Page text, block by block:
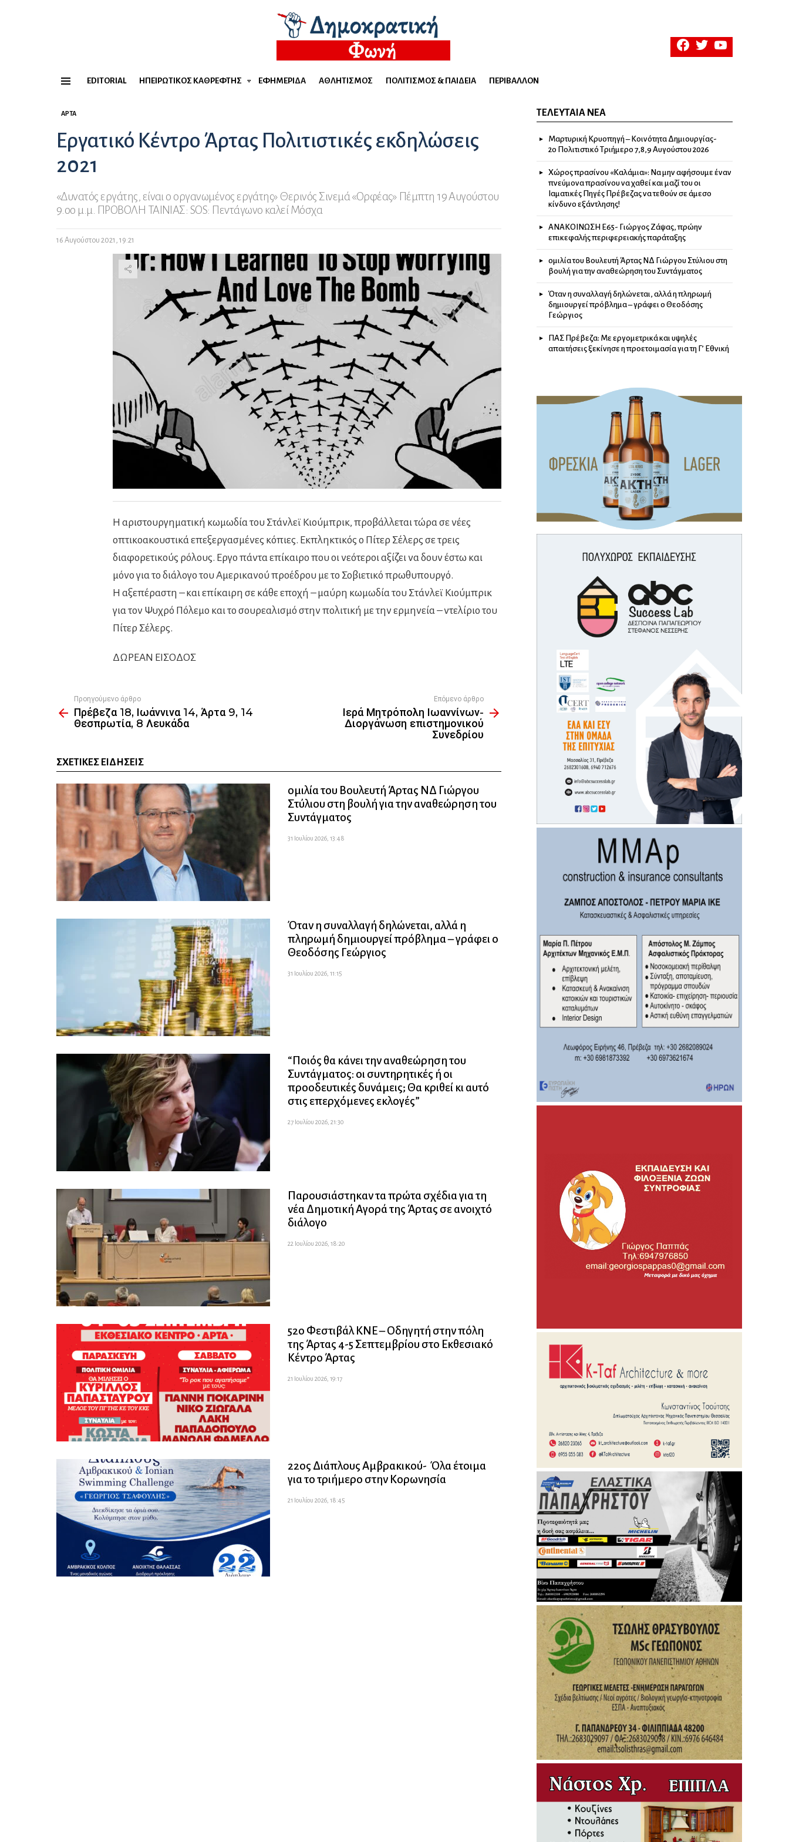
facebooktwitteryoutube
EDITORIAL ΗΠΕΙΡΏΤΙΚΟΣ ΚΑΘΡΈΦΤΗΣ ΕΦΗΜΕΡΊΔΑ ΑΘΛΗΤΙΣΜΌΣ ΠΟΛΙΤΙΣΜΌΣ & ΠΑΙΔΕΊΑ ΠΕΡΙΒΆΛΛΟΝ
ΆΡΤΑ
Εργατικό Κέντρο Άρτας Πολιτιστικές εκδηλώσεις
2021
«Δυνατός εργάτης, είναι ο οργανωμένος εργάτης» Θερινός Σινεμά «Ορφέας» Πέμπτη 19 Αυγούστου
9.οο μ.μ. ΠΡΟΒΟΛΗ ΤΑΙΝΙΑΣ: SOS: Πεντάγωνο καλεί Μόσχα
16 Αυγούστου 2021, 19:21
Η αριστουργηματική κωμωδία του Στάνλεϊ Κιούμπρικ, προβάλλεται τώρα σε νέες
οπτικοακουστικά επεξεργασμένες κόπιες. Εκπληκτικός ο Πίτερ Σέλερς σε τρεις
διαφορετικούς ρόλους. Εργο πάντα επίκαιρο που οι νεότεροι αξίζει να δουν έστω και
μόνο για το διάλογο του Αμερικανού προέδρου με το Σοβιετικό πρωθυπουργό.
Η αξεπέραστη – και επίκαιρη σε κάθε εποχή – μαύρη κωμωδία του Στάνλεϊ Κιούμπρικ
για τον Ψυχρό Πόλεμο και το σουρεαλισμό στην πολιτική με την ερμηνεία – ντελίριο του
Πίτερ Σέλερς.
ΔΩΡΕΑΝ ΕΙΣΟΔΟΣ
more
Προηγούμενο άρθρο
Πρέβεζα 18, Ιωάννινα 14, Άρτα 9, 14
Θεσπρωτία, 8 Λευκάδα
Επόμενο άρθρο
Ιερά Μητρόπολη Ιωαννίνων-
Διοργάνωση επιστημονικού
Συνεδρίου
ΣΧΕΤΙΚΈΣ ΕΙΔΉΣΕΙΣ
ομιλία του Βουλευτή Άρτας ΝΔ Γιώργου
Στύλιου στη βουλή για την αναθεώρηση του
Συντάγματος
31 Ιουλίου 2026, 13:48
Όταν η συναλλαγή δηλώνεται, αλλά η
πληρωμή δημιουργεί πρόβλημα – γράφει ο
Θεοδόσης Γεώργιος
31 Ιουλίου 2026, 11:15
“Ποιός θα κάνει την αναθεώρηση του
Συντάγματος: οι συντηρητικές ή οι
προοδευτικές δυνάμεις; Θα κριθεί κι αυτό
στις επερχόμενες εκλογές”
27 Ιουλίου 2026, 21:30
Παρουσιάστηκαν τα πρώτα σχέδια για τη
νέα Δημοτική Αγορά της Άρτας σε ανοιχτό
διάλογο
22 Ιουλίου 2026, 18:20
52ο Φεστιβάλ ΚΝΕ – Οδηγητή στην πόλη
της Άρτας 4-5 Σεπτεμβρίου στο Εκθεσιακό
Κέντρο Άρτας
21 Ιουλίου 2026, 19:17
22ος Διάπλους Αμβρακικού- Όλα έτοιμα
για το τριήμερο στην Κορωνησία
21 Ιουλίου 2026, 18:45
ΤΕΛΕΥΤΑΊΑ ΝΈΑ
Μαρτυρική Κρυοπηγή – Κοινότητα Δημιουργίας-
2ο Πολιτιστικό Τριήμερο 7,8,9 Αυγούστου 2026
Χώρος πρασίνου «Καλάμια»: Να μην αφήσουμε έναν
πνεύμονα πρασίνου να χαθεί και μαζί του οι
Ιαματικές Πηγές Πρέβεζας να τεθούν σε άμεσο
κίνδυνο εξάντλησης!
ΑΝΑΚΟΙΝΩΣΗ Ε65- Γιώργος Ζάψας, πρώην
επικεφαλής περιφερειακής παράταξης
ομιλία του Βουλευτή Άρτας ΝΔ Γιώργου Στύλιου στη
βουλή για την αναθεώρηση του Συντάγματος
Όταν η συναλλαγή δηλώνεται, αλλά η πληρωμή
δημιουργεί πρόβλημα – γράφει ο Θεοδόσης
Γεώργιος
ΠΑΣ Πρέβεζα: Με εργομετρικά και υψηλές
απαιτήσεις ξεκίνησε η προετοιμασία για τη Γ’ Εθνική